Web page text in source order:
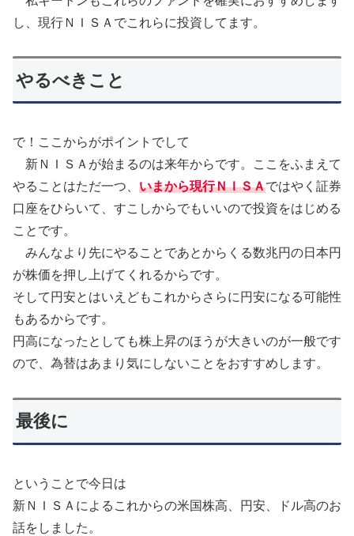
し、現行ＮＩＳＡでこれらに投資してます。
やるべきこと
で！ここからがポイントでして
新ＮＩＳＡが始まるのは来年からです。ここをふまえて
やることはただ一つ、 いまから現行ＮＩＳＡではやく証券
口座をひらいて、すこしからでもいいので投資をはじめる
ことです。
みんなより先にやることであとからくる数兆円の日本円
が株価を押し上げてくれるからです。
そして円安とはいえどもこれからさらに円安になる可能性
もあるからです。
円高になったとしても株上昇のほうが大きいのが一般です
ので、為替はあまり気にしないことをおすすめします。
最後に
ということで今日は
新ＮＩＳＡによるこれからの米国株高、円安、ドル高のお
話をしました。